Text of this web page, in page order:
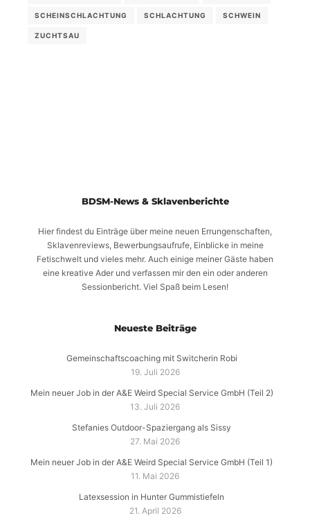
SCHEINSCHLACHTUNG SCHLACHTUNG SCHWEIN
ZUCHTSAU
BDSM-News & Sklavenberichte
Hier findest du Einträge über meine neuen Errungenschaften,
Sklavenreviews, Bewerbungsaufrufe, Einblicke in meine
Fetischwelt und vieles mehr. Auch einige meiner Gäste haben
eine kreative Ader und verfassen mir den ein oder anderen
Sessionbericht. Viel Spaß beim Lesen!
Neueste Beiträge
Gemeinschaftscoaching mit Switcherin Robi
19. Juli 2026
Mein neuer Job in der A&E Weird Special Service GmbH (Teil 2)
13. Juli 2026
Stefanies Outdoor-Spaziergang als Sissy
27. Mai 2026
Mein neuer Job in der A&E Weird Special Service GmbH (Teil 1)
11. Mai 2026
Latexsession in Hunter Gummistiefeln
21. April 2026